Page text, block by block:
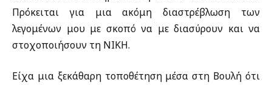
Πρόκειται για μια ακόμη διαστρέβλωση των
λεγομένων μου με σκοπό να με διασύρουν και να
στοχοποιήσουν τη ΝΙΚΗ.
Είχα μια ξεκάθαρη τοποθέτηση μέσα στη Βουλή ότι